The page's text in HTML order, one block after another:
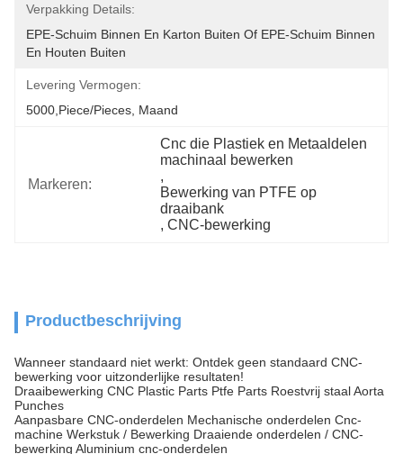
Verpakking Details:
EPE-Schuim Binnen En Karton Buiten Of EPE-Schuim Binnen
En Houten Buiten
Levering Vermogen:
5000,Piece/Pieces, Maand
Markeren:
Cnc die Plastiek en Metaaldelen
machinaal bewerken
,
Bewerking van PTFE op
draaibank
, CNC-bewerking
Productbeschrijving
Wanneer standaard niet werkt: Ontdek geen standaard CNC-
bewerking voor uitzonderlijke resultaten!
Draaibewerking CNC Plastic Parts Ptfe Parts Roestvrij staal Aorta
Punches
Aanpasbare CNC-onderdelen Mechanische onderdelen Cnc-
machine Werkstuk / Bewerking Draaiende onderdelen / CNC-
bewerking Aluminium cnc-onderdelen